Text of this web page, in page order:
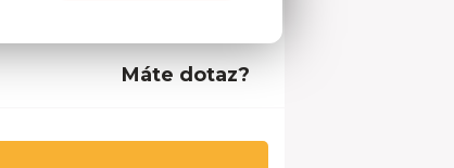
Máte dotaz?